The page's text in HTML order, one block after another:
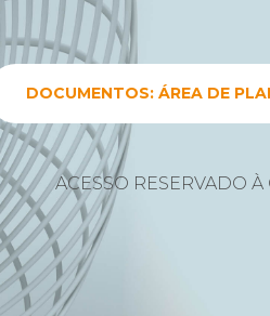
DOCUMENTOS: ÁREA DE
ACESSO RESERVADO